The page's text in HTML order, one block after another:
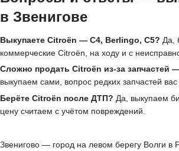
в Звенигове
Выкупаете Citroën — C4, Berlingo, C5? Да,
коммерческие Citroën, на ходу и с
Сложно продать Citroën из-за запчастей
выкупаем сами, вопрос редких запчастей вас
Берёте Citroën после ДТП? Да, выкупаем
цену считаем с учётом повреждений.
Звенигово — город на левом берегу Волги в